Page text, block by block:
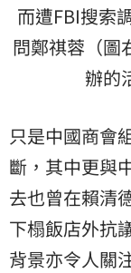
而遭FBI搜索
問鄭祺蓉（圖
辦的
只是中國商會
斷，其中更與
去也曾在賴清
下榻飯店外抗
背景亦令人關